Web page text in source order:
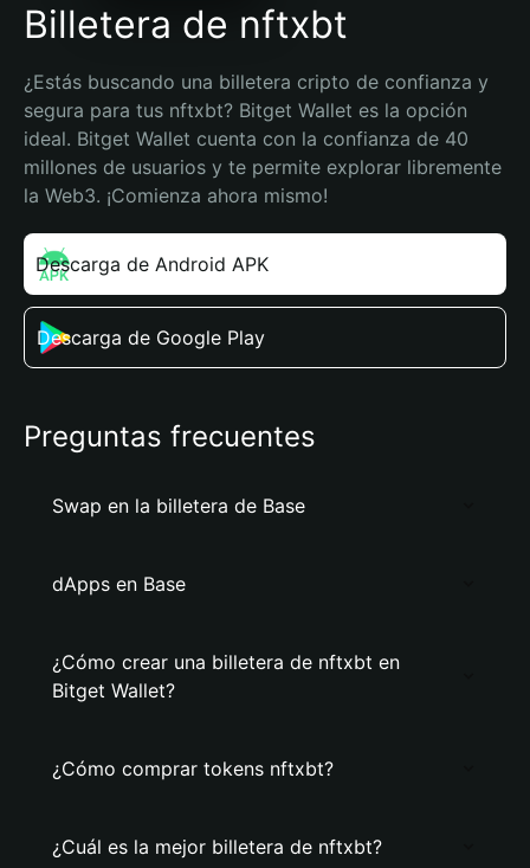
Billetera de nftxbt
¿Estás buscando una billetera cripto de confianza y
segura para tus nftxbt? Bitget Wallet es la opción
ideal. Bitget Wallet cuenta con la confianza de 40
millones de usuarios y te permite explorar libremente
la Web3. ¡Comienza ahora mismo!
Descarga de Android APK
Descarga de Google Play
Preguntas frecuentes
Swap en la billetera de Base
dApps en Base
¿Cómo crear una billetera de nftxbt en
Bitget Wallet?
¿Cómo comprar tokens nftxbt?
¿Cuál es la mejor billetera de nftxbt?